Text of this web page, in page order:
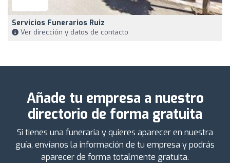
Servicios Funerarios Ruiz
Ver dirección y datos de contacto
Añade tu empresa a nuestro
directorio de forma gratuita
Si tienes una funeraria y quieres aparecer en nuestra
guía, envíanos la información de tu empresa y podrás
aparecer de forma totalmente gratuita.